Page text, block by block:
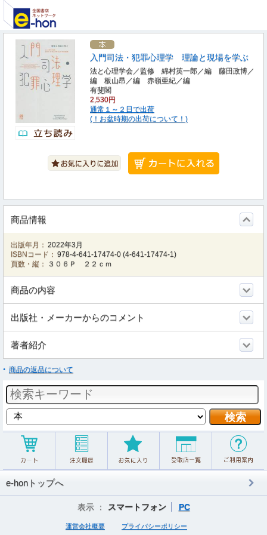
入門司法・犯罪心理学 理論と現場を学ぶ
法と心理学会／監修 綿村英一郎／編 藤田政博／
編 板山昂／編 赤嶺亜紀／編
有斐閣
2,530円
通常１～２日で出荷
(！お盆時期の出荷について！)
商品情報
出版年月： 2022年3月
ISBNコード： 978-4-641-17474-0 (4-641-17474-1)
頁数・縦：
３０６Ｐ ２２ｃｍ
商品の内容
出版社・メーカーからのコメント
著者紹介
商品の返品について
e-honトップへ
表示 ： スマートフォン PC
運営会社概要 プライバシーポリシー